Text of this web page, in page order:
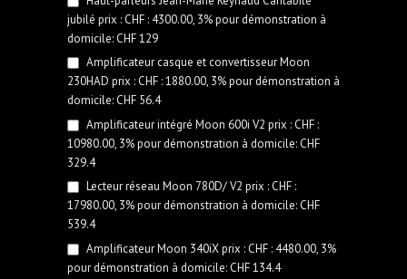
jubilé prix : CHF : 4300.00, 3% pour démonstration à
domicile: CHF 129
Amplificateur casque et convertisseur Moon
230HAD prix : CHF : 1880.00, 3% pour démonstration à
domicile: CHF 56.4
Amplificateur intégré Moon 600i V2 prix : CHF :
10980.00, 3% pour démonstration à domicile: CHF
329.4
Lecteur réseau Moon 780D/ V2 prix : CHF :
17980.00, 3% pour démonstration à domicile: CHF
539.4
Amplificateur Moon 340iX prix : CHF : 4480.00, 3%
pour démonstration à domicile: CHF 134.4